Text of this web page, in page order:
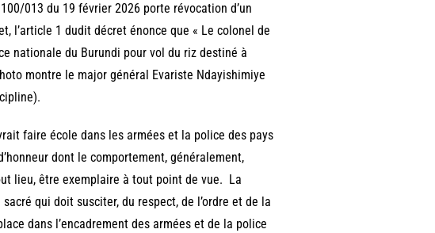
013 du 19 février 2026 porte révocation d’un
l’article 1 dudit décret énonce que « Le colonel de
nationale du Burundi pour vol du riz destiné à
montre le major général Evariste Ndayishimiye
faire école dans les armées et la police des pays
dont le comportement, généralement,
lieu, être exemplaire à tout point de vue. La
qui doit susciter, du respect, de l’ordre et de la
dans l’encadrement des armées et de la police